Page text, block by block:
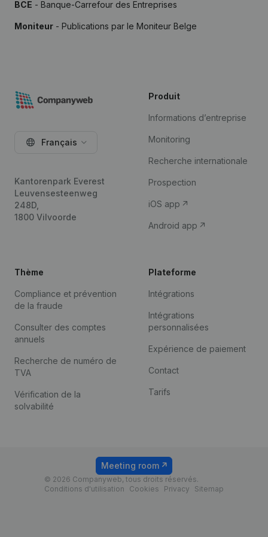
BCE - Banque-Carrefour des Entreprises
Moniteur - Publications par le Moniteur Belge
Français
Kantorenpark Everest
Leuvensesteenweg
248D,
1800 Vilvoorde
Produit
Informations d’entreprise
Monitoring
Recherche internationale
Prospection
iOS app
Android app
Thème
Compliance et prévention
de la fraude
Consulter des comptes
annuels
Recherche de numéro de
TVA
Vérification de la
solvabilité
Plateforme
Intégrations
Intégrations
personnalisées
Expérience de paiement
Contact
Tarifs
© 2026 Companyweb, tous droits réservés.
Conditions d'utilisation
Cookies Privacy Sitemap
Meeting room